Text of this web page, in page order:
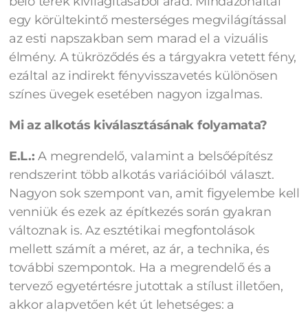
egy körültekintő mesterséges megvilágítással
az esti napszakban sem marad el a vizuális
élmény. A tükröződés és a tárgyakra vetett fény,
ezáltal az indirekt fényvisszavetés különösen
színes üvegek esetében nagyon izgalmas.
Mi az alkotás kiválasztásának folyamata?
E.L.:A megrendelő, valamint a belsőépítész
rendszerint több alkotás variációiból választ.
Nagyon sok szempont van, amit figyelembe kell
venniük és ezek az építkezés során gyakran
változnak is. Az esztétikai megfontolások
mellett számít a méret, az ár, a technika, és
további szempontok. Ha a megrendelő és a
tervező egyetértésre jutottak a stílust illetően,
akkor alapvetően két út lehetséges: a